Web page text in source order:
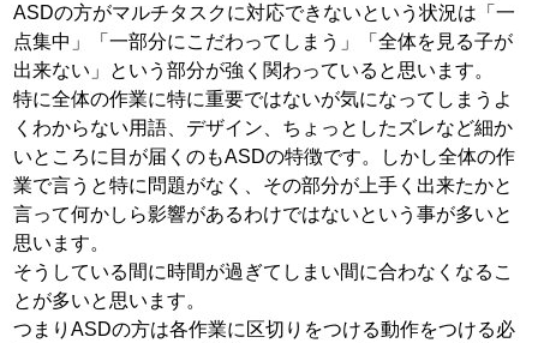
ASDの方がマルチタスクに対応できないという状況は「一
点集中」「一部分にこだわってしまう」「全体を見る子が
出来ない」という部分が強く関わっていると思います。
特に全体の作業に特に重要ではないが気になってしまうよ
くわからない用語、デザイン、ちょっとしたズレなど細か
いところに目が届くのもASDの特徴です。しかし全体の作
業で言うと特に問題がなく、その部分が上手く出来たかと
言って何かしら影響があるわけではないという事が多いと
思います。
そうしている間に時間が過ぎてしまい間に合わなくなるこ
とが多いと思います。
つまりASDの方は各作業に区切りをつける動作をつける必